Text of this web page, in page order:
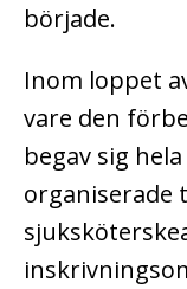
började.
Inom loppet
vare den
begav sig
organiserade